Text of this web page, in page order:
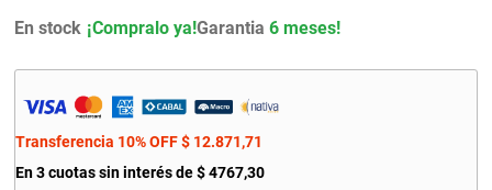
En stock Garantia 6 meses!
Transferencia 10% OFF $ 12.871,71
En 3 cuotas sin interés de $ 4767,30